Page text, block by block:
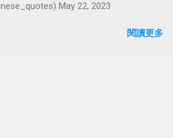
May 22, 2023
閱讀更多